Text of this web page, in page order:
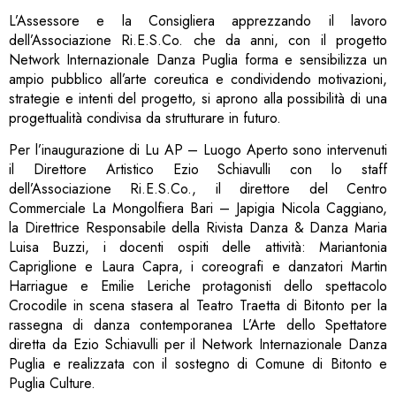
L’Assessore e la Consigliera apprezzando il lavoro
dell’Associazione Ri.E.S.Co. che da anni, con il progetto
Network Internazionale Danza Puglia forma e sensibilizza un
ampio pubblico all’arte coreutica e condividendo motivazioni,
strategie e intenti del progetto, si aprono alla possibilità di una
progettualità condivisa da strutturare in futuro.
Per l’inaugurazione di Lu AP – Luogo Aperto sono intervenuti
il Direttore Artistico Ezio Schiavulli con lo staff
dell’Associazione Ri.E.S.Co., il direttore del Centro
Commerciale La Mongolfiera Bari – Japigia Nicola Caggiano,
la Direttrice Responsabile della Rivista Danza & Danza Maria
Luisa Buzzi, i docenti ospiti delle attività: Mariantonia
Capriglione e Laura Capra, i coreografi e danzatori Martin
Harriague e Emilie Leriche protagonisti dello spettacolo
Crocodile in scena stasera al Teatro Traetta di Bitonto per la
rassegna di danza contemporanea L’Arte dello Spettatore
diretta da Ezio Schiavulli per il Network Internazionale Danza
Puglia e realizzata con il sostegno di Comune di Bitonto e
Puglia Culture.